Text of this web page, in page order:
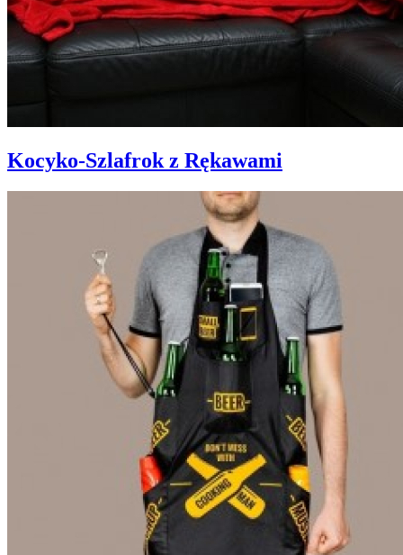
Kocyko-Szlafrok z Rękawami